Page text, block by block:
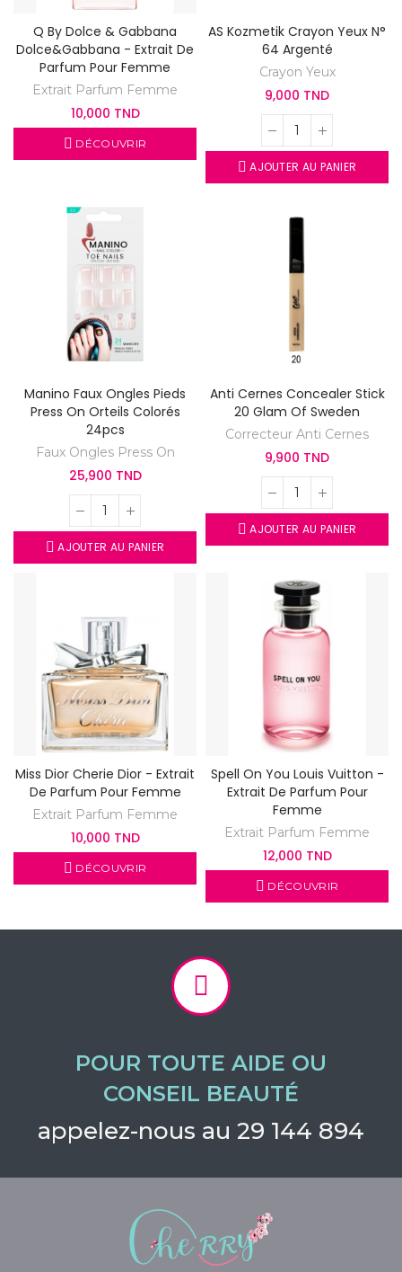
Q By Dolce & Gabbana
Dolce&Gabbana - Extrait De
Parfum Pour Femme
Extrait Parfum Femme
10,000 TND
DÉCOUVRIR
AS Kozmetik Crayon Yeux N°
64 Argenté
Crayon Yeux
9,000 TND
AJOUTER AU PANIER
Manino Faux Ongles Pieds
Press On Orteils Colorés
24pcs
Faux Ongles Press On
25,900 TND
AJOUTER AU PANIER
Anti Cernes Concealer Stick
20 Glam Of Sweden
Correcteur Anti Cernes
9,900 TND
AJOUTER AU PANIER
Miss Dior Cherie Dior - Extrait
De Parfum Pour Femme
Extrait Parfum Femme
10,000 TND
DÉCOUVRIR
Spell On You Louis Vuitton -
Extrait De Parfum Pour
Femme
Extrait Parfum Femme
12,000 TND
DÉCOUVRIR
POUR TOUTE AIDE OU
CONSEIL BEAUTÉ
appelez-nous au 29 144 894